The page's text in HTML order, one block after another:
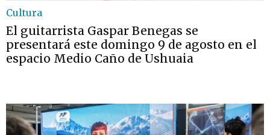
Cultura
El guitarrista Gaspar Benegas se
presentará este domingo 9 de agosto en el
espacio Medio Caño de Ushuaia